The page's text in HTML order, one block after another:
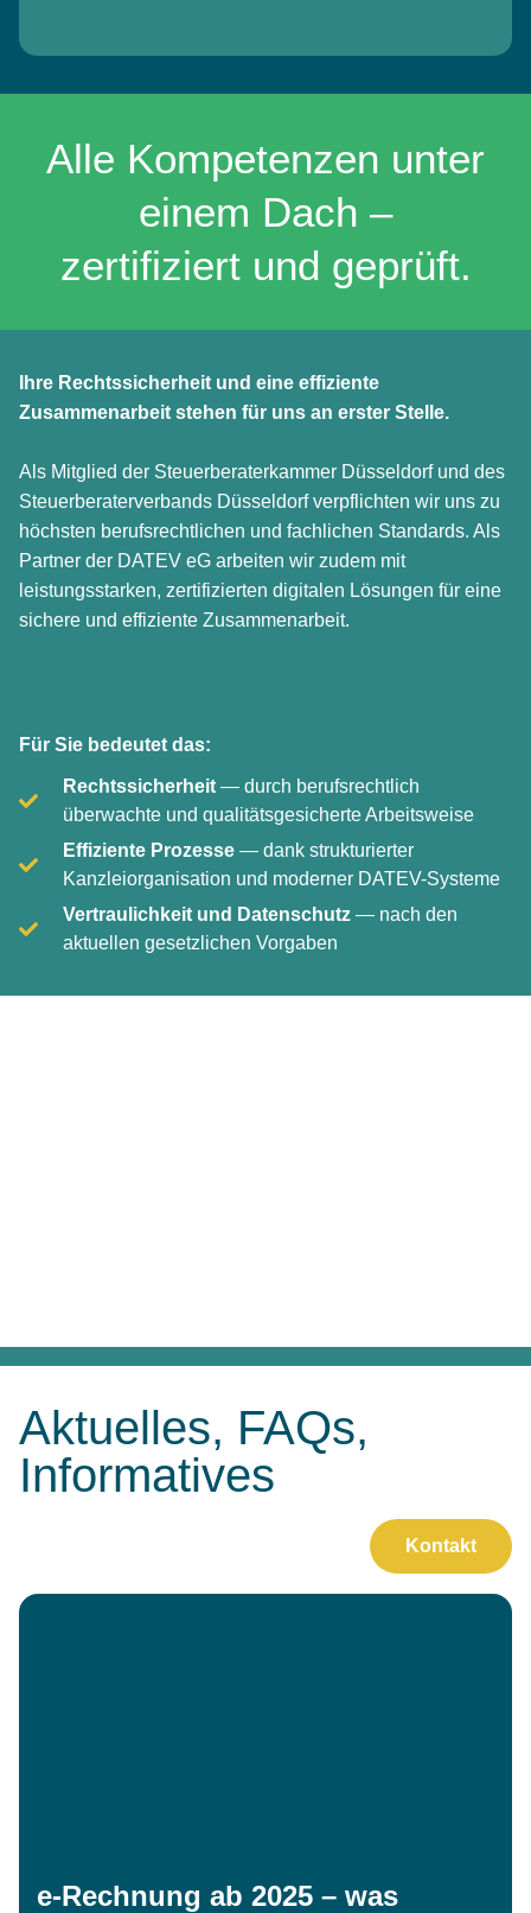
Alle Kompetenzen unter
einem Dach –
zertifiziert und geprüft.
Ihre Rechtssicherheit und eine effiziente
Zusammenarbeit stehen für uns an erster Stelle.
Als Mitglied der Steuerberaterkammer Düsseldorf und des
Steuerberaterverbands Düsseldorf verpflichten wir uns zu
höchsten berufsrechtlichen und fachlichen Standards. Als
Partner der DATEV eG arbeiten wir zudem mit
leistungsstarken, zertifizierten digitalen Lösungen für eine
sichere und effiziente Zusammenarbeit.
Für Sie bedeutet das:
Rechtssicherheit — durch berufsrechtlich
überwachte und qualitätsgesicherte Arbeitsweise
Effiziente Prozesse — dank strukturierter
Kanzleiorganisation und moderner DATEV-Systeme
Vertraulichkeit und Datenschutz — nach den
aktuellen gesetzlichen Vorgaben
Aktuelles, FAQs,
Informatives
Kontakt
e-Rechnung ab 2025 – was